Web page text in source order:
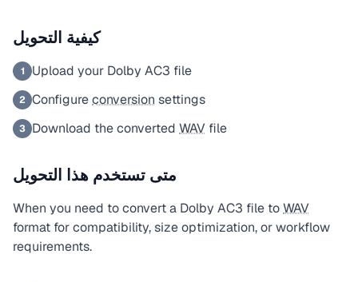
كيفية التحويل
1 Upload your Dolby AC3 file
2 Configureconversion settings
3 Download the converted WAV file
متى تستخدم هذا التحويل
When you need to convert a Dolby AC3 file toWAV
format for compatibility, size optimization, or workflow
requirements.